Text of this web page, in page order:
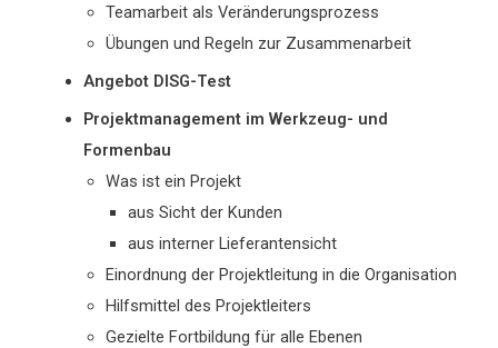
Teamarbeit als Veränderungsprozess
Übungen und Regeln zur Zusammenarbeit
Angebot DISG-Test
Projektmanagement im Werkzeug- und
Formenbau
Was ist ein Projekt
aus Sicht der Kunden
aus interner Lieferantensicht
Einordnung der Projektleitung in die Organisation
Hilfsmittel des Projektleiters
Gezielte Fortbildung für alle Ebenen